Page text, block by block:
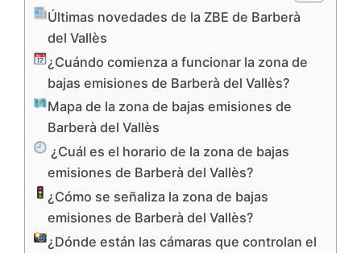
Últimas novedades de la ZBE de Barberà
del Vallès
¿Cuándo comienza a funcionar la zona de
bajas emisiones de Barberà del Vallès?
Mapa de la zona de bajas emisiones de
Barberà del Vallès
¿Cuál es el horario de la zona de bajas
emisiones de Barberà del Vallès?
¿Cómo se señaliza la zona de bajas
emisiones de Barberà del Vallès?
¿Dónde están las cámaras que controlan el